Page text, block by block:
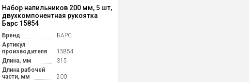
Набор напильников 200 мм, 5 шт,
двухкомпонентная рукоятка
Барс 15854
Бренд
БАРС
Артикул
производителя
15854
Длина, мм
315
Длина рабочей
части, мм
200